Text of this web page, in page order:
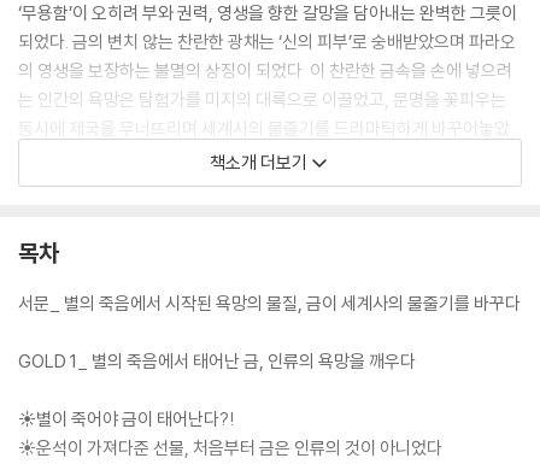
‘무용함’이 오히려 부와 권력, 영생을 향한 갈망을 담아내는 완벽한 그릇이
되었다. 금의 변치 않는 찬란한 광채는 ‘신의 피부’로 숭배받았으며 파라오
의 영생을 보장하는 불멸의 상징이 되었다. 이 찬란한 금속을 손에 넣으려
는 인간의 욕망은 탐험가를 미지의 대륙으로 이끌었고, 문명을 꽃피우는
동시에 제국을 무너뜨리며 세계사의 물줄기를 드라마틱하게 바꾸어놓았
는 기름의 만남으로 파악한다. 그리스 신화 속 황금 양털의 실체, 수많은 탐
마스크의 비밀, 봉건제도를 무너뜨린 가격 혁명, 미국을 초강대국으로 만
명을 건설하고 제국을 무너뜨리며 세계사의 물줄기를 바꾸어왔는지 생생
책소개 더보기
목차
서문_ 별의 죽음에서 시작된 욕망의 물질, 금이 세계사의 물줄기를 바꾸다
GOLD 1_ 별의 죽음에서 태어난 금, 인류의 욕망을 깨우다
☀별이 죽어야 금이 태어난다?!
☀운석이 가져다준 선물, 처음부터 금은 인류의 것이 아니었다